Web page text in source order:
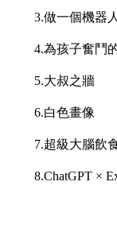
3.做一個機器
4.為孩子奮鬥
5.大叔之牆
6.白色畫像
7.超級大腦飲
8.ChatGPT ×